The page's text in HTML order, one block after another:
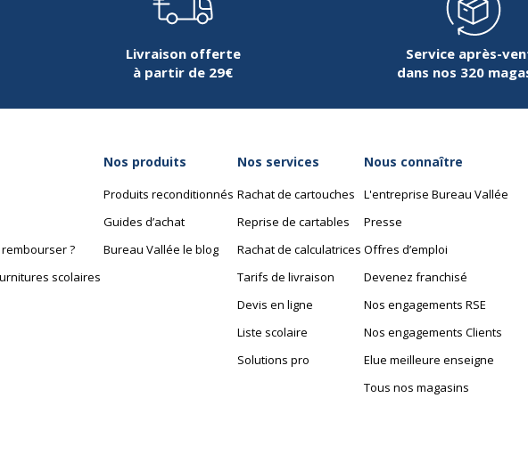
Référence produit fabricant
Livraison offerte
à partir de 29€
Service après-
dans nos 320
?
scolaires
Nos produits
Produits reconditionnés
Guides d’achat
Bureau Vallée le blog
Nos services
Rachat de cartouches
Reprise de cartables
Rachat de calculatrices
Tarifs de livraison
Devis en ligne
Liste scolaire
Solutions pro
Nous connaître
L'entreprise Bureau Vallée
Presse
Offres d’emploi
Devenez franchisé
Nos engagements RSE
Nos engagements Clients
Elue meilleure enseigne
Tous nos magasins